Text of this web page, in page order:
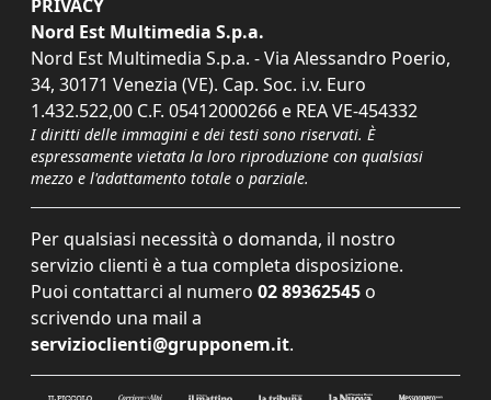
PRIVACY
Nord Est Multimedia S.p.a.
Nord Est Multimedia S.p.a. - Via Alessandro Poerio,
34, 30171 Venezia (VE). Cap. Soc. i.v. Euro
1.432.522,00 C.F. 05412000266 e REA VE-454332
I diritti delle immagini e dei testi sono riservati. È
espressamente vietata la loro riproduzione con qualsiasi
mezzo e l'adattamento totale o parziale.
Per qualsiasi necessità o domanda, il nostro
servizio clienti è a tua completa disposizione.
Puoi contattarci al numero 02 89362545 o
scrivendo una mail a
servizioclienti@grupponem.it.